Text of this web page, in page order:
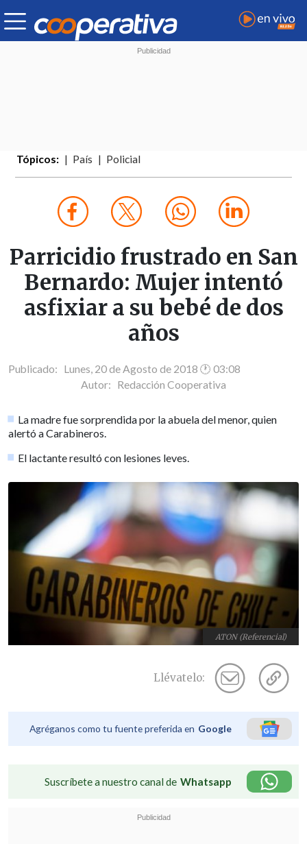
Tópicos: País Policial
Parricidio frustrado en San
Bernardo: Mujer intentó
asfixiar a su bebé de dos
años
Publicado: Lunes, 20 de Agosto de 2018 🕐 03:08
Autor: Redacción Cooperativa
La madre fue sorprendida por la abuela del menor, quien
alertó a Carabineros.
El lactante resultó con lesiones leves.
ATON (Referencial)
Llévatelo:
Agréganos como tu fuente preferida en Google
Suscríbete a nuestro canal de Whatsapp